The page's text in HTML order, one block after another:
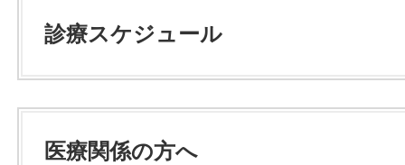
診療スケジュール
医療関係の方へ